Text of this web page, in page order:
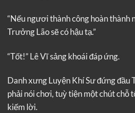
“Nếu ngươi thành công hoàn thành
Trưởng Lão sẽ có hậu tạ.”
“Tốt!” Lê Vĩ sảng khoái đáp ứng.
Danh xưng Luyện Khí Sư đứng đầu
phải nói chơi, tuỳ tiện một chút chỗ
kiếm lời.